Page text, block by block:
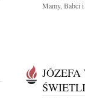
Mamy, Babci
JÓZEFA